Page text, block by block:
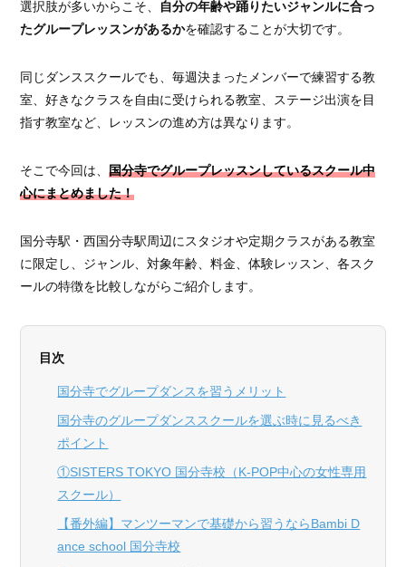
選択肢が多いからこそ、 自分の年齢や踊りたいジャンルに合っ
たグループレッスンがあるかを確認することが大切です。
同じダンススクールでも、毎週決まったメンバーで練習する教
室、好きなクラスを自由に受けられる教室、ステージ出演を目
指す教室など、レッスンの進め方は異なります。
そこで今回は、国分寺でグループレッスンしているスクール中
心にまとめました！
国分寺駅・西国分寺駅周辺にスタジオや定期クラスがある教室
に限定し、ジャンル、対象年齢、料金、体験レッスン、各スク
ールの特徴を比較しながらご紹介します。
目次
国分寺でグループダンスを習うメリット
国分寺のグループダンススクールを選ぶ時に見るべき
ポイント
①SISTERS TOKYO 国分寺校（K-POP中心の女性専用
スクール）
【番外編】マンツーマンで基礎から習うならBambi D
ance school 国分寺校